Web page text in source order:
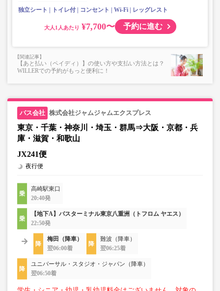
独立シート トイレ付 コンセント Wi-Fi レッグレスト
大人 ¥7,700〜 予約に進む
【あと払い（ペイディ）】の使い方や支払い方法とは？
WILLERでの予約がもっと便利に！
株式会社ジャムジャムエクスプレス
東京・千葉・神奈川・埼玉・群馬⇒大阪・京都・兵
庫・滋賀・和歌山
JX241便
夜行便
高崎駅東口
20:40発
【地下A】バスターミナル東京八重洲（トフロム ヤエス）
22:50発
梅田（降車）
翌06:00着
難波（降車）
翌06:25着
ユニバーサル・スタジオ・ジャパン（降車）
翌06:50着